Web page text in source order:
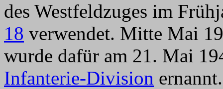
des Westfeldzuges im
18 verwendet. Mitte Mai
wurde dafür am 21. Mai
Infanterie-Division